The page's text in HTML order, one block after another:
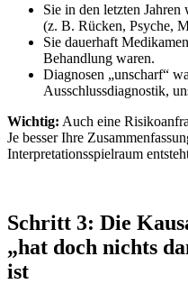
Sie in den letzten Jahren
(z. B. Rücken, Psyche,
Sie dauerhaft
Behandlung waren.
Diagnosen „unscharf“
Ausschlussdiagnostik,
Wichtig: Auch eine
Je besser Ihre
Interpretationsspielraum
Schritt 3: Die
„hat doch nichts
ist